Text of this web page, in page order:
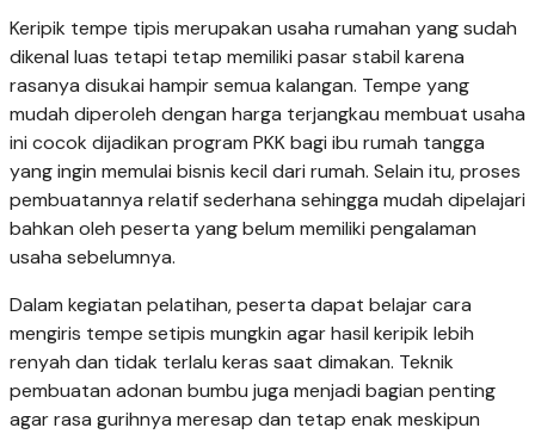
Keripik tempe tipis merupakan usaha rumahan yang sudah
dikenal luas tetapi tetap memiliki pasar stabil karena
rasanya disukai hampir semua kalangan. Tempe yang
mudah diperoleh dengan harga terjangkau membuat usaha
ini cocok dijadikan program PKK bagi ibu rumah tangga
yang ingin memulai bisnis kecil dari rumah. Selain itu, proses
pembuatannya relatif sederhana sehingga mudah dipelajari
bahkan oleh peserta yang belum memiliki pengalaman
usaha sebelumnya.
Dalam kegiatan pelatihan, peserta dapat belajar cara
mengiris tempe setipis mungkin agar hasil keripik lebih
renyah dan tidak terlalu keras saat dimakan. Teknik
pembuatan adonan bumbu juga menjadi bagian penting
agar rasa gurihnya meresap dan tetap enak meskipun